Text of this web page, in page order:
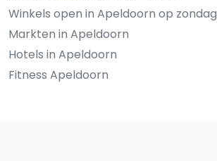
Winkels open in Apeldoorn op zondag
Markten in Apeldoorn
Hotels in Apeldoorn
Fitness Apeldoorn